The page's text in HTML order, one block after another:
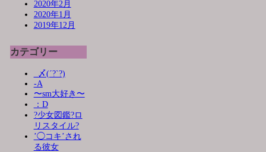
2020年2月
2020年1月
2019年12月
カテゴリー
_〆(´?`?)
-A
〜sm大好き〜
：D
?少女図鑑?ロ
リスタイル?
’◯コキ’され
る彼女